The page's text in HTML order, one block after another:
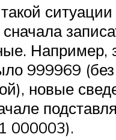
ситуации
Например,
999969
новые
000003).